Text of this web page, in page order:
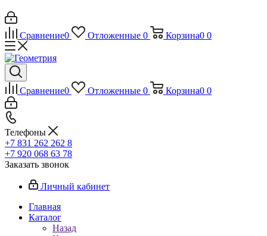
Сравнение0 Отложенные 0 Корзина0 0
Сравнение0 Отложенные 0 Корзина0 0
Телефоны
+7 831 262 262 8
+7 920 068 63 78
Заказать звонок
Личный кабинет
Главная
Каталог
Назад